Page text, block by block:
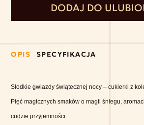
DODAJ DO
OPIS SPECYFIKACJA
Słodkie gwiazdy świątecznej nocy – cukierki z
Pięć magicznych smaków o magii śniegu,
cudzie przyjemności.